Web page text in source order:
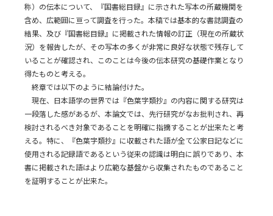
称）の伝本について、『国書総目録』に示された写本の所蔵機関を
含め、広範囲に亘って調査を行った。本稿では基本的な書誌調査の
結果、及び『国書総目録』に掲載された情報の訂正（現在の所蔵状
況）を報告したが、その写本の多くが非常に良好な状態で残存して
いることが確認され、このことは今後の伝本研究の基礎作業となり
得たものと考える。
終章では以下のように結論付けた。
現在、日本語学の世界では『色葉字類抄』の内容に関する研究は
一段落した感があるが、本論文では、先行研究がなお批判され、再
検討されるべき対象であることを明確に指摘することが出来たと考
える。特に、『色葉字類抄』に収載された語が全て公家日記などに
使用される記録語であるという従来の認識は明白に誤りであり、本
書に掲載された語はより広範な基盤から収集されたものであること
を証明することが出来た。